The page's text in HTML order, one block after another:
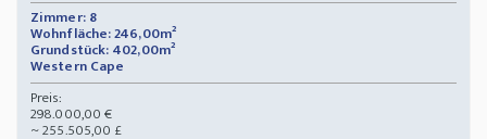
Zimmer: 8
Wohnfläche: 246,00m²
Grundstück: 402,00m²
Western Cape
Preis:
298.000,00 €
~ 255.505,00 £